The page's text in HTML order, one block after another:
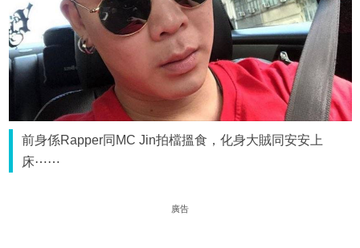
前身係Rapper同MC Jin拍檔搵食，化身大賊同安安上
床⋯⋯
廣告